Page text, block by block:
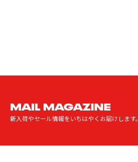
MAIL MAGAZINE
新入荷やセール情報をいちはやくお届けします。